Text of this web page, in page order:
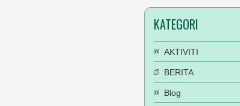
KATEGORI
AKTIVITI
BERITA
Blog